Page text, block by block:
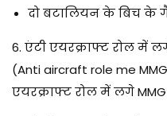
दो बटालियन के बिच के
6. एंटी एयरक्राफ्ट रोल में
(Anti aircraft role me
एयरक्राफ्ट रोल में लगे